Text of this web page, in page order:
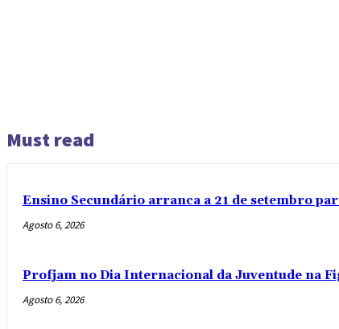
Must read
Ensino Secundário arranca a 21 de setembro
Agosto 6, 2026
Profjam no Dia Internacional da Juventude na
Agosto 6, 2026